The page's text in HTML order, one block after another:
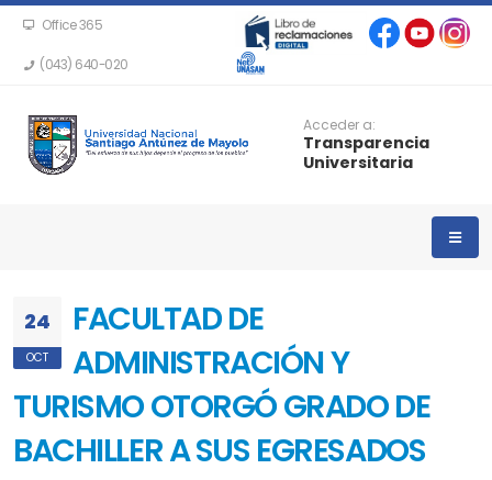
Office 365
(043) 640-020
Acceder a:
Transparencia
Universitaria
24
OCT
FACULTAD DE
ADMINISTRACIÓN Y
TURISMO OTORGÓ GRADO DE
BACHILLER A SUS EGRESADOS